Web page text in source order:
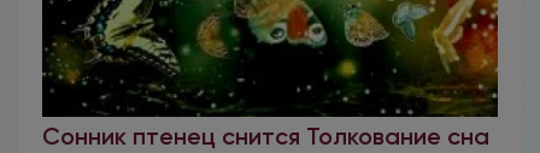
Сонник птенец снится Толкование сна